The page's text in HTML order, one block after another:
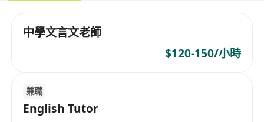
中學文言文老師
$120-150/小時
兼職
English Tutor